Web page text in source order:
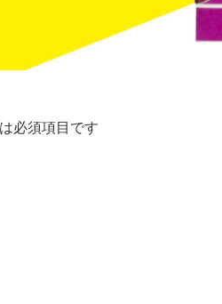
必須項目です